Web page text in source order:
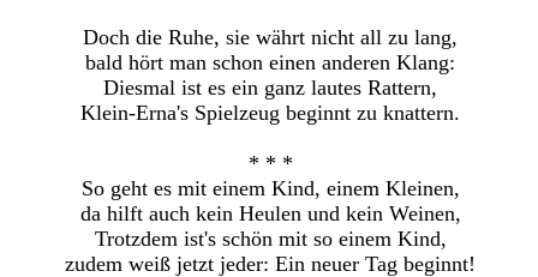
Doch die Ruhe, sie währt nicht all zu lang,
bald hört man schon einen anderen Klang:
Diesmal ist es ein ganz lautes Rattern,
Klein-Erna's Spielzeug beginnt zu knattern.
* * *
So geht es mit einem Kind, einem Kleinen,
da hilft auch kein Heulen und kein Weinen,
Trotzdem ist's schön mit so einem Kind,
zudem weiß jetzt jeder: Ein neuer Tag beginnt!